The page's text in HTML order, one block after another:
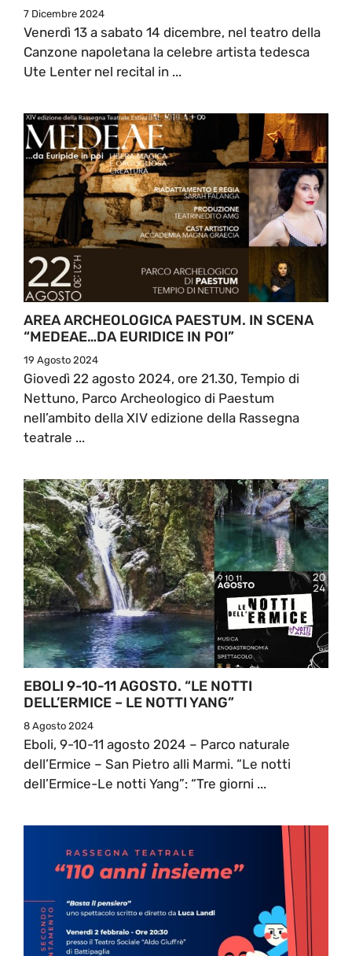
7 Dicembre 2024
Venerdì 13 a sabato 14 dicembre, nel teatro della
Canzone napoletana la celebre artista tedesca
Ute Lenter nel recital in ...
AREA ARCHEOLOGICA PAESTUM. IN SCENA
“MEDEAE…DA EURIDICE IN POI”
19 Agosto 2024
Giovedì 22 agosto 2024, ore 21.30, Tempio di
Nettuno, Parco Archeologico di Paestum
nell’ambito della XIV edizione della Rassegna
teatrale ...
EBOLI 9-10-11 AGOSTO. “LE NOTTI
DELL’ERMICE – LE NOTTI YANG”
8 Agosto 2024
Eboli, 9-10-11 agosto 2024 – Parco naturale
dell’Ermice – San Pietro alli Marmi. “Le notti
dell’Ermice-Le notti Yang”: “Tre giorni ...